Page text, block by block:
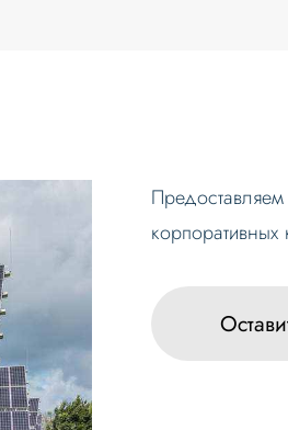
Предоставляем
корпоративных